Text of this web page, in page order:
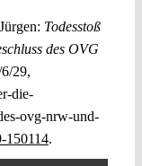
Todesstoß
des OVG
29,
die-
ovg-nrw-und-
150114.